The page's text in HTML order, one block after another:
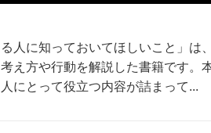
る人に知っておいてほしいこと」
え方や行動を解説した書籍です。
にとって役立つ内容が詰まって...